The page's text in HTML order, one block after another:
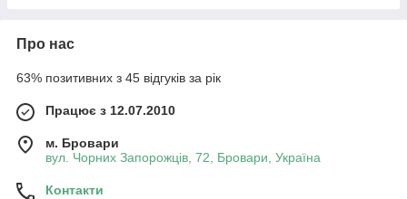
Про нас
63% позитивних з 45 відгуків за рік
Працює з 12.07.2010
м. Бровари
вул. Чорних Запорожців, 72, Бровари, Україна
Контакти